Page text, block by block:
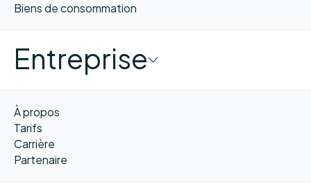
Biens de consommation
Entreprise
À propos
Tarifs
Carrière
Partenaire